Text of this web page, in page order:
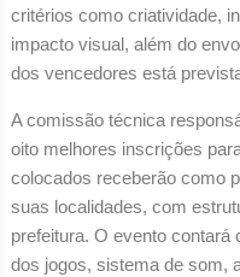
critérios como criatividade,
impacto visual, além do
dos vencedores está
A comissão técnica
oito melhores inscrições
colocados receberão como
suas localidades, com
prefeitura. O evento
dos jogos, sistema de som,